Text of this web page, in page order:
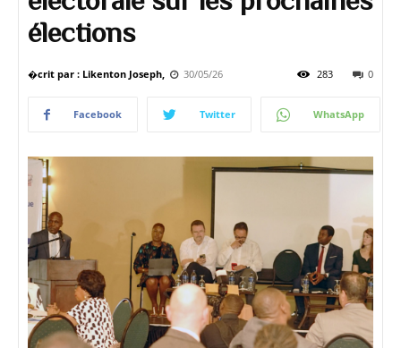
élections
�crit par : Likenton Joseph, 30/05/26 0
283
Facebook Twitter WhatsApp